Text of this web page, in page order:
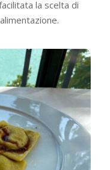
la scelta di